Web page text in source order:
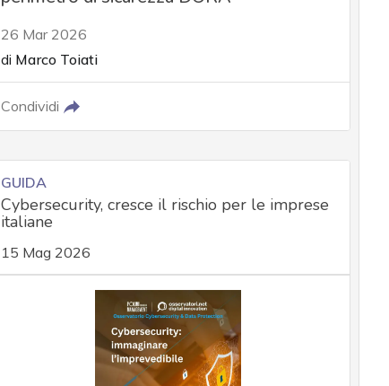
26 Mar 2026
di Marco Toiati
Condividi
GUIDA
Cybersecurity, cresce il rischio per le imprese
italiane
15 Mag 2026